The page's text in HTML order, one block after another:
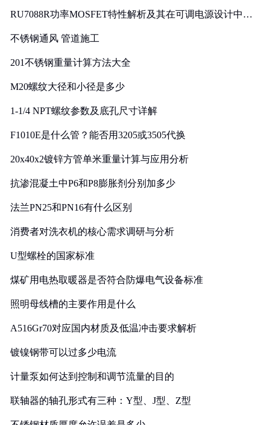
RU7088R功率MOSFET特性解析及其在可调电源设计中的
不锈钢通风 管道施工
201不锈钢重量计算方法大全
M20螺纹大径和小径是多少
1-1/4 NPT螺纹参数及底孔尺寸详解
F1010E是什么管？能否用3205或3505代换
20x40x2镀锌方管单米重量计算与应用分析
抗渗混凝土中P6和P8膨胀剂分别加多少
法兰PN25和PN16有什么区别
消费者对洗衣机的核心需求调研与分析
U型螺栓的国家标准
煤矿用电热取暖器是否符合防爆电气设备标准
照明母线槽的主要作用是什么
A516Gr70对应国内材质及低温冲击要求解析
镀镍钢带可以过多少电流
计量泵如何达到控制和调节流量的目的
联轴器的轴孔形式有三种：Y型、J型、Z型